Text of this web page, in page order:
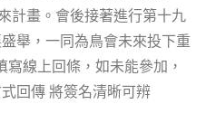
計畫。會後接著進行第十九
舉，一同為鳥會未來投下重
線上回條，如未能參加，
回傳 將簽名清晰可辨